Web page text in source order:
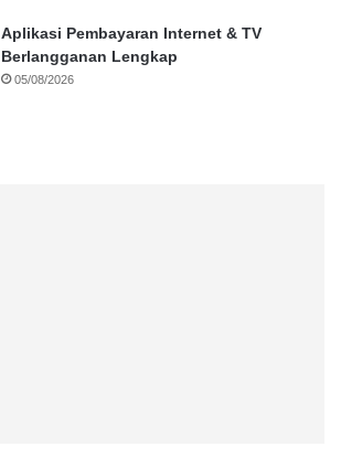
Aplikasi Pembayaran Internet & TV
Berlangganan Lengkap
05/08/2026